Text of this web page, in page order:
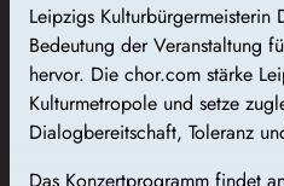
Leipzigs Kulturbürgermeisterin
Bedeutung der Veranstaltung
hervor. Die chor.com stärke
Kulturmetropole und setze
Dialogbereitschaft, Toleranz